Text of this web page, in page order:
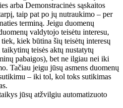
arba Demonstracinės sąskaitos
taip pat po jų nutraukimo – per
terminą. Jeigu duomenų
valdytojo teisėtu interesu,
kiek būtina šių teisėtų interesų
teisės aktų nustatytų
pabaigos), bet ne ilgiau nei iki
Tačiau jeigu jūsų asmens duomenų
– iki tol, kol toks sutikimas
jūsų atžvilgiu automatizuoto